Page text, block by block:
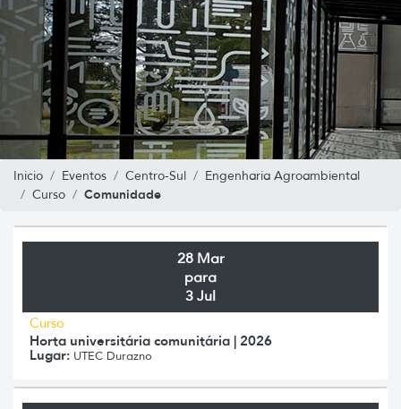
Inicio Eventos Centro-Sul
Engenharia Agroambiental
Curso
Comunidade
28 Mar
para
3 Jul
Curso
Horta universitária comunitária | 2026
Lugar: UTEC Durazno